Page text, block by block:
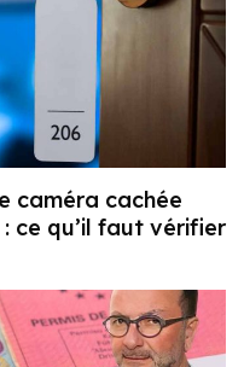
caméra cachée
ce qu’il faut vérifier